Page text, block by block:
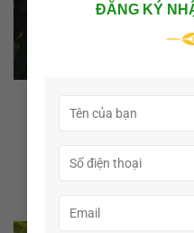
ĐĂNG KÝ